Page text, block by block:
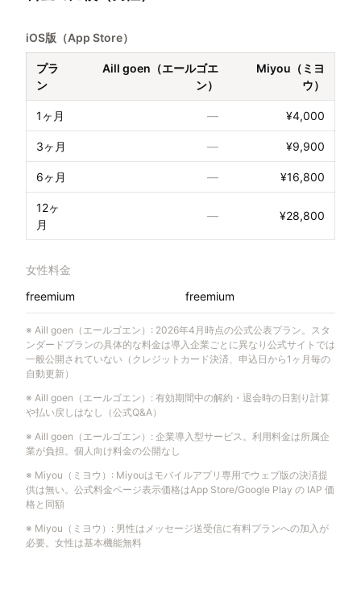
iOS版（App Store）
プラ
ン
Aill goen（エールゴエ
ン）
Miyou（ミヨ
ウ）
1ヶ月 — ¥4,000
3ヶ月 — ¥9,900
6ヶ月 — ¥16,800
12ヶ
月
— ¥28,800
女性料金
freemium
freemium
※ Aill goen（エールゴエン） : 2026年4月時点の公式公表プラン。スタ
ンダードプランの具体的な料金は導入企業ごとに異なり公式サイトでは
一般公開されていない（クレジットカード決済、申込日から1ヶ月毎の
自動更新）
※ Aill goen（エールゴエン） : 有効期間中の解約・退会時の日割り計算
や払い戻しはなし（公式Q&A）
※ Aill goen（エールゴエン） : 企業導入型サービス。利用料金は所属企
業が負担。個人向け料金の公開なし
※ Miyou（ミヨウ） : Miyouはモバイルアプリ専用でウェブ版の決済提
供は無い。公式料金ページ表示価格はApp Store/Google Play の IAP 価
格と同額
※ Miyou（ミヨウ） : 男性はメッセージ送受信に有料プランへの加入が
必要。女性は基本機能無料